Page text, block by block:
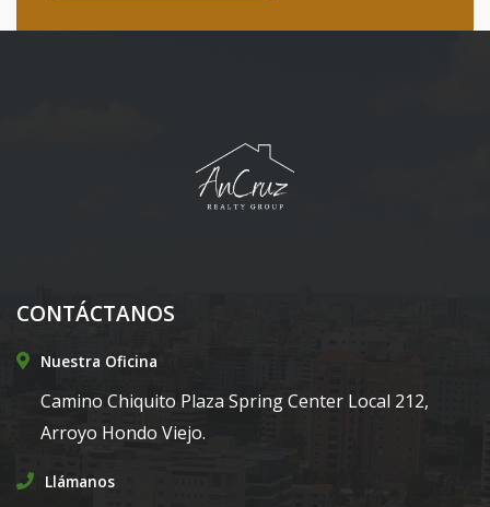
CONTÁCTANOS
Nuestra Oficina
Camino Chiquito Plaza Spring Center Local 212,
Arroyo Hondo Viejo.
Llámanos